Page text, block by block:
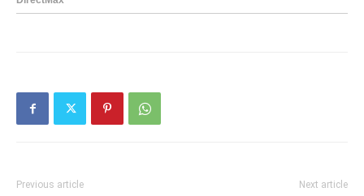
Previous article Next article